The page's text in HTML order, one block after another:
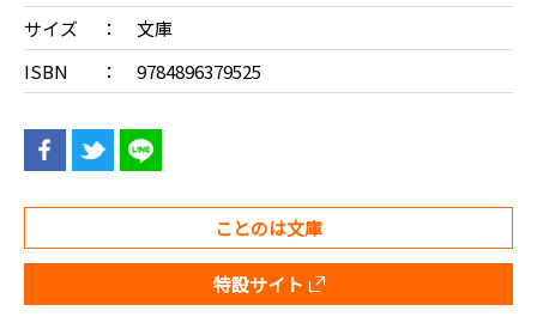
サイズ
文庫
ISBN
9784896379525
ことのは文庫
特設サイト